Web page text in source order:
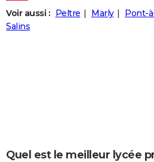
Art de vivre
Bien-être
Loisirs
Mode
Modes de vie
+SANTE
Voir aussi : Peltre Marly Pont-
Salins
Quel est le meilleur lycée